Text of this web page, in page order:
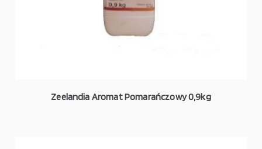
Zeelandia Aromat Pomarańczowy 0,9kg